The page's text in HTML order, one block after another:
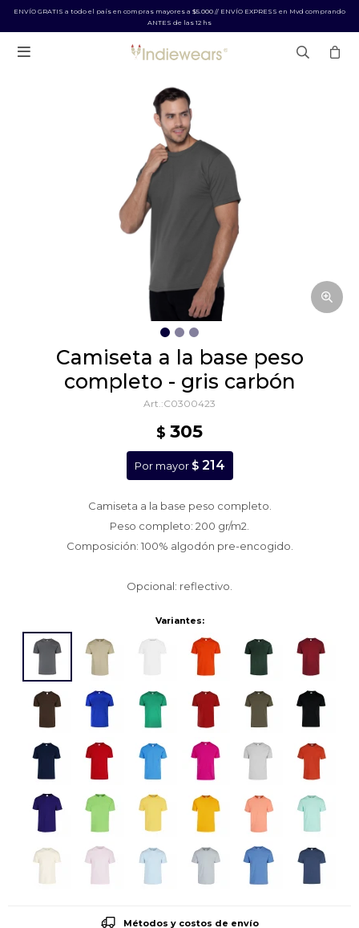
ENVÍO GRATIS a todo el país en compras mayores a $5.000 // ENVÍO EXPRESS en Mvd comprando
ANTES de las 12 hs

camiseta a la base peso
completo - gris carbón
C0300423
$ 305
Por mayor $ 214
Camiseta a la base peso completo.
Peso completo: 200 gr/m2.
Composición: 100% algodón pre-encogido.
Opcional: reflectivo.
Variantes:
Métodos y costos de envío